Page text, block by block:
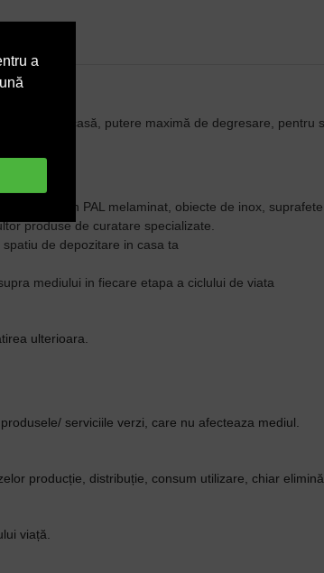
a
din casă, putere maximă de degresare, pentru
din PAL melaminat, obiecte de inox, suprafete
produse de curatare specializate.
de depozitare in casa ta
mediului in fiecare etapa a ciclului de viata
ulterioara.
serviciile verzi, care nu afecteaza mediul.
producție, distribuție, consum utilizare, chiar
viață.